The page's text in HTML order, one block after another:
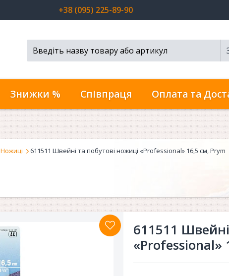
+38 (095) 225-89-90
Знижки % Співпраця Оплата та
Ножиці 611511 Швейні та побутові ножиці «Professional» 16,5 см, Prym
611511
«Professional»